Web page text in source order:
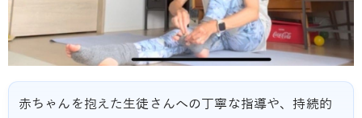
赤ちゃんを抱えた生徒さんへの丁寧な指導や、持続的